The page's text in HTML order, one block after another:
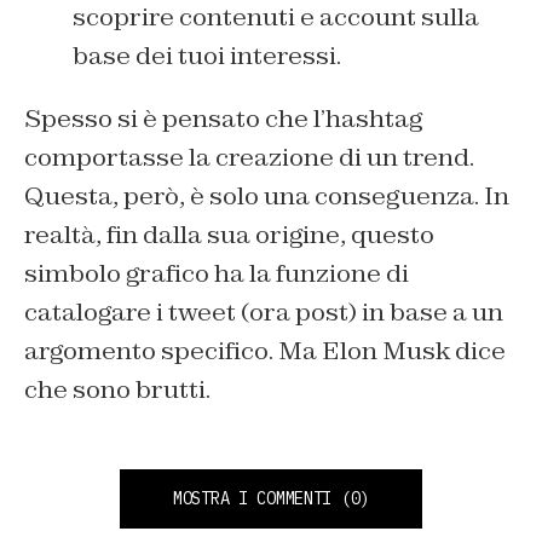
scoprire contenuti e account sulla
base dei tuoi interessi.
Spesso si è pensato che l’hashtag
comportasse la creazione di un trend.
Questa, però, è solo una conseguenza. In
realtà, fin dalla sua origine, questo
simbolo grafico ha la funzione di
catalogare i tweet (ora post) in base a un
argomento specifico. Ma Elon Musk dice
che sono brutti.
MOSTRA I COMMENTI (0)